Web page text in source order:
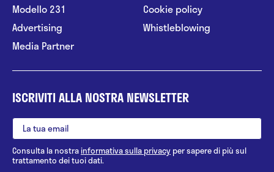
Modello 231
Advertising
Media Partner
Cookie policy
Whistleblowing
ISCRIVITI ALLA NOSTRA NEWSLETTER
Consulta la nostrainformativa sulla privacy per sapere di più sul
trattamento dei tuoi dati.